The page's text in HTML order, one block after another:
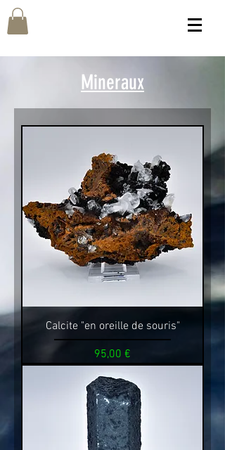
Mineraux
Calcite "en oreille de souris"
Prix
95,00 €